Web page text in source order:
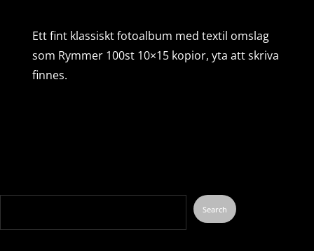
Ett fint klassiskt fotoalbum med textil omslag
som Rymmer 100st 10×15 kopior, yta att skriva
finnes.
Search